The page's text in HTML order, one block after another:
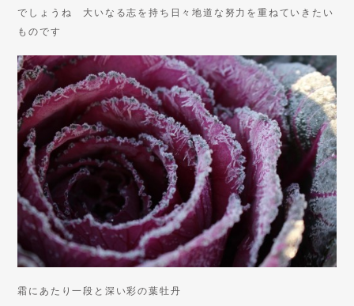
でしょうね 大いなる志を持ち日々地道な努力を重ねていきたい
ものです
霜にあたり一段と深い彩の葉牡丹